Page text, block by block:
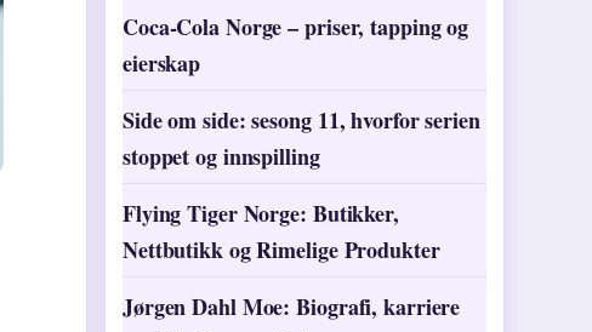
Coca-Cola Norge – priser, tapping og
eierskap
Side om side: sesong 11, hvorfor serien
stoppet og innspilling
Flying Tiger Norge: Butikker,
Nettbutikk og Rimelige Produkter
Jørgen Dahl Moe: Biografi, karriere